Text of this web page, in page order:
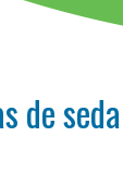
de seda